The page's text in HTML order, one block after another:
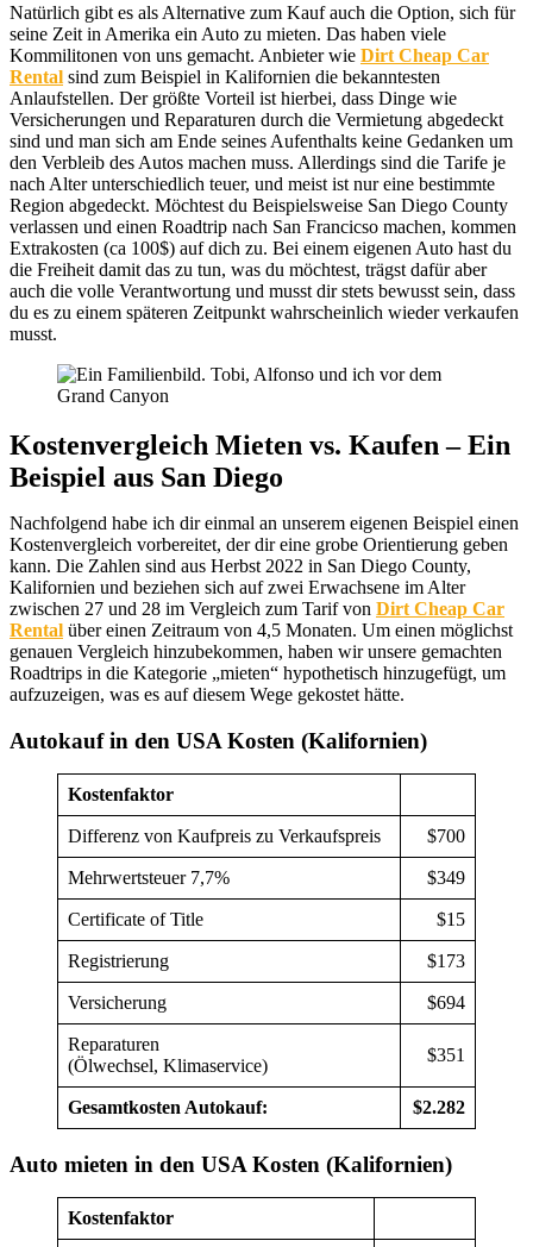
Natürlich gibt es als Alternative zum Kauf auch die Option, sich für
seine Zeit in Amerika ein Auto zu mieten. Das haben viele
Kommilitonen von uns gemacht. Anbieter wie Dirt Cheap Car
Rental sind zum Beispiel in Kalifornien die bekanntesten
Anlaufstellen. Der größte Vorteil ist hierbei, dass Dinge wie
Versicherungen und Reparaturen durch die Vermietung abgedeckt
sind und man sich am Ende seines Aufenthalts keine Gedanken um
den Verbleib des Autos machen muss. Allerdings sind die Tarife je
nach Alter unterschiedlich teuer, und meist ist nur eine bestimmte
Region abgedeckt. Möchtest du Beispielsweise San Diego County
verlassen und einen Roadtrip nach San Francicso machen, kommen
Extrakosten (ca 100$) auf dich zu. Bei einem eigenen Auto hast du
die Freiheit damit das zu tun, was du möchtest, trägst dafür aber
auch die volle Verantwortung und musst dir stets bewusst sein, dass
du es zu einem späteren Zeitpunkt wahrscheinlich wieder verkaufen
musst.
Kostenvergleich Mieten vs. Kaufen – Ein
Beispiel aus San Diego
Nachfolgend habe ich dir einmal an unserem eigenen Beispiel einen
Kostenvergleich vorbereitet, der dir eine grobe Orientierung geben
kann. Die Zahlen sind aus Herbst 2022 in San Diego County,
Kalifornien und beziehen sich auf zwei Erwachsene im Alter
zwischen 27 und 28 im Vergleich zum Tarif von Dirt Cheap Car
Rental über einen Zeitraum von 4,5 Monaten. Um einen möglichst
genauen Vergleich hinzubekommen, haben wir unsere gemachten
Roadtrips in die Kategorie „mieten“ hypothetisch hinzugefügt, um
aufzuzeigen, was es auf diesem Wege gekostet hätte.
Autokauf in den USA Kosten (Kalifornien)
Kostenfaktor
Differenz von Kaufpreis zu Verkaufspreis $700
Mehrwertsteuer 7,7% $349
Certificate of Title $15
Registrierung $173
Versicherung $694
Reparaturen
(Ölwechsel, Klimaservice)
$351
Gesamtkosten Autokauf: $2.282
Auto mieten in den USA Kosten (Kalifornien)
Kostenfaktor